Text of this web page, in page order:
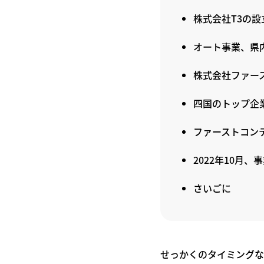
株式会社T3の設
オート事業、県
株式会社ファー
四国のトップ企
ファーストコン
2022年10月、
さいごに
せっかくのタイミング